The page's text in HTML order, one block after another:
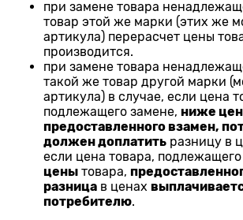
при замене товара
товар этой же марки (этих же
артикула) перерасчет цены
производится.
при замене товара
такой же товар другой марки
артикула) в случае, если цена
подлежащего замене, ниже
предоставленного взамен,
должен доплатить разницу в
если цена товара,
цены товара,
разница в ценах
потребителю.